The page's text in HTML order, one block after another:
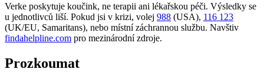
Verke poskytuje koučink, ne terapii ani lékařskou péči. Výsledky se
u jednotlivců liší. Pokud jsi v krizi, volej 988 (USA), 116 123
(UK/EU, Samaritans), nebo místní záchrannou službu. Navštiv
findahelpline.com pro mezinárodní zdroje.
Prozkoumat